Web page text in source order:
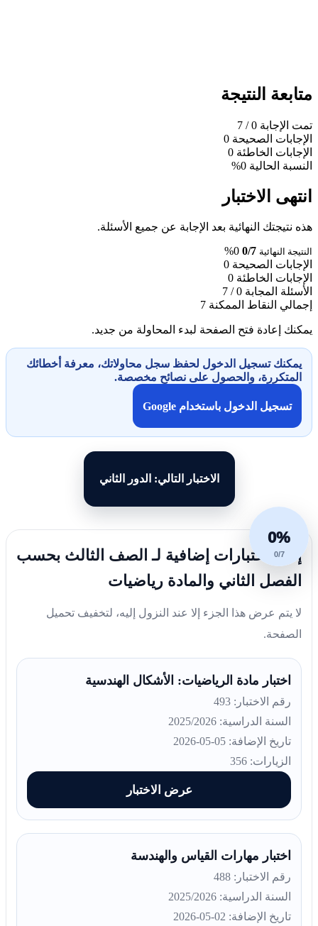
متابعة النتيجة
تمت الإجابة 0
/ 7
الإجابات الصحيحة 0
الإجابات الخاطئة 0
النسبة الحالية 0%
انتهى الاختبار
هذه نتيجتك النهائية بعد الإجابة عن جميع الأسئلة.
النتيجة النهائية 0/7
0%
الإجابات الصحيحة 0
الإجابات الخاطئة 0
الأسئلة المجابة 0 / 7
إجمالي النقاط الممكنة 7
يمكنك إعادة فتح الصفحة لبدء المحاولة من جديد.
يمكنك تسجيل الدخول لحفظ سجل محاولاتك، معرفة أخطائك
المتكررة، والحصول على نصائح مخصصة.
تسجيل الدخول باستخدام Google
الاختبار التالي: الدور الثاني
0%
0/7
إليك اختبارات إضافية لـ الصف الثالث بحسب
الفصل الثاني والمادة رياضيات
لا يتم عرض هذا الجزء إلا عند النزول إليه، لتخفيف تحميل
الصفحة.
اختبار مادة الرياضيات: الأشكال الهندسية
رقم الاختبار: 493
السنة الدراسية: 2025/2026
تاريخ الإضافة: 05-05-2026
الزيارات: 356
عرض الاختبار
اختبار مهارات القياس والهندسة
رقم الاختبار: 488
السنة الدراسية: 2025/2026
تاريخ الإضافة: 02-05-2026